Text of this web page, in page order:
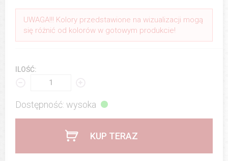
UWAGA!!! Kolory przedstawione na wizualizacji mogą
się różnić od kolorów w gotowym produkcie!
ILOŚĆ:
Dostępność: wysoka
KUP TERAZ